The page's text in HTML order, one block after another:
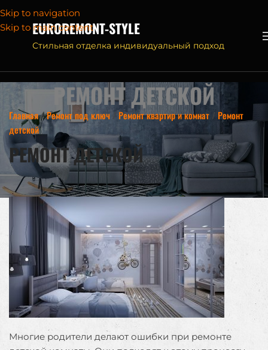
Skip to navigation
Skip to main content
EUROREMONT-STYLE
Стильная отделка индивидуальный подход
РЕМОНТ ДЕТСКОЙ
Главная/Ремонт под ключ / Ремонт квартир и комнат / Ремонт
детской
РЕМОНТ ДЕТСКОЙ
Многие родители делают ошибки при ремонте